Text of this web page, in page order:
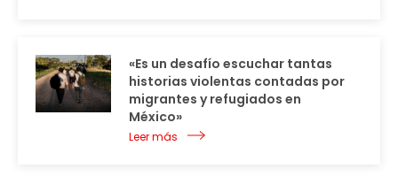
«Es un desafío escuchar tantas
historias violentas contadas por
migrantes y refugiados en
México»
Leer más